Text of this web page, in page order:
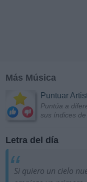
Más Música
Puntuar
Puntúa a
sus índices
Letra del día
Si quiero un cielo